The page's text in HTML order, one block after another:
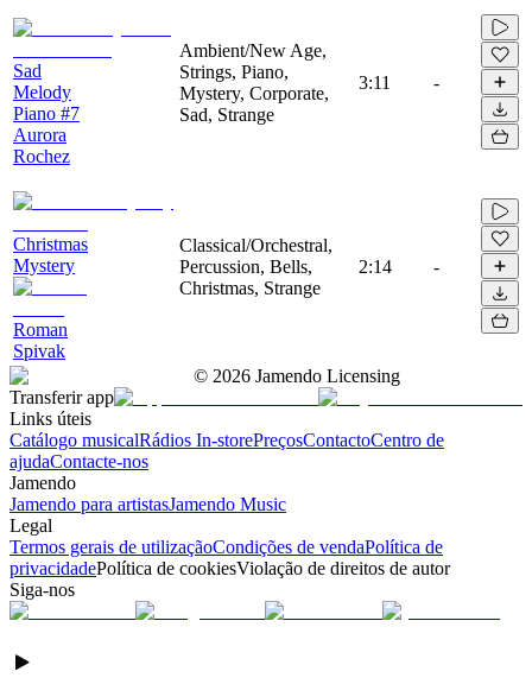
Sad
Melody
Piano #7
Aurora
Rochez
Ambient/New Age,
Strings, Piano,
Mystery, Corporate,
Sad, Strange
3:11 -
Christmas
Mystery
Roman
Spivak
Classical/Orchestral,
Percussion, Bells,
Christmas, Strange
2:14 -
© 2026 Jamendo Licensing
Transferir app
Links úteis
Catálogo musicalRádios In-storePreçosContactoCentro de
ajudaContacte-nos
Jamendo
Jamendo para artistasJamendo Music
Legal
Termos gerais de utilizaçãoCondições de vendaPolítica de
privacidadePolítica de cookiesViolação de direitos de autor
Siga-nos